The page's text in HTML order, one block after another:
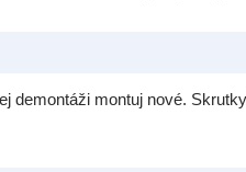
demontáži montuj nové.